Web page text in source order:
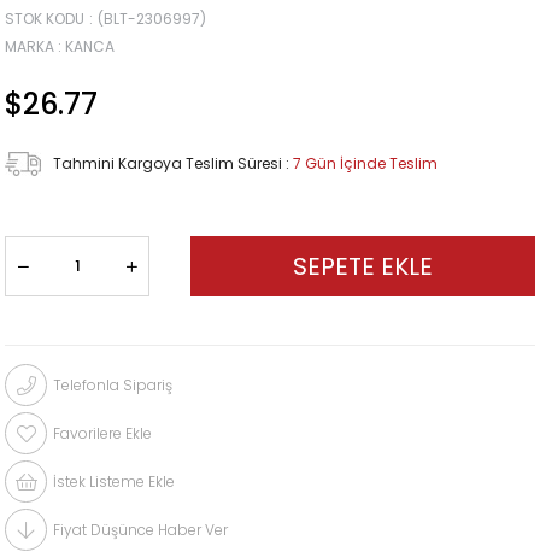
STOK KODU
(BLT-2306997)
MARKA : KANCA
$26.77
Tahmini Kargoya Teslim Süresi : 7 Gün İçinde Teslim
Telefonla Sipariş
Favorilere Ekle
İstek Listeme Ekle
Fiyat Düşünce Haber Ver